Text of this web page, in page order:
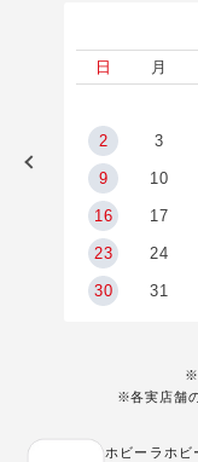
日 月
2 3
9 10
16 17
23 24
30 31
※各実店舗
ホビーラホビ